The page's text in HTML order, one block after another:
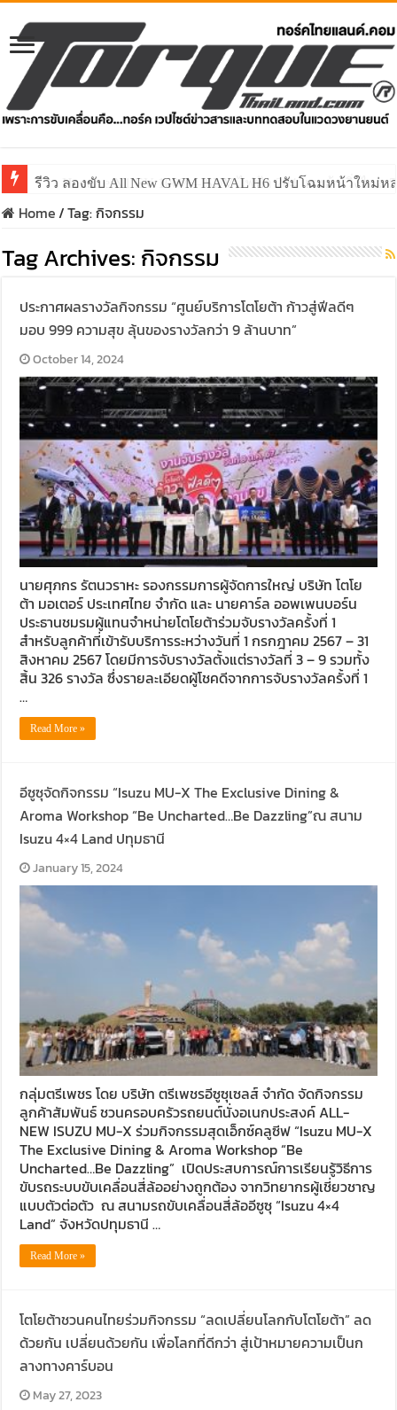
รีวิว ลองขับ All New GWM HAVAL H6 ปรับโฉมหน้าใหม่
Home/Tag:กิจกรรม
Tag Archives: กิจกรรม
ประกาศผลรางวัลกิจกรรม “ศูนย์บริการโตโยต้า ก้าวสู่ฟีลดีๆ
มอบ 999 ความสุข ลุ้นของรางวัลกว่า 9 ล้านบาท”
October 14, 2024
นายศุภกร รัตนวราหะ รองกรรมการผู้จัดการใหญ่ บริษัท โตโย
ต้า มอเตอร์ ประเทศไทย จำกัด และ นายคาร์ล ออพเพนบอร์น
ประธานชมรมผู้แทนจำหน่ายโตโยต้าร่วมจับรางวัลครั้งที่ 1
สำหรับลูกค้าที่เข้ารับบริการระหว่างวันที่ 1 กรกฎาคม 2567 – 31
สิงหาคม 2567 โดยมีการจับรางวัลตั้งแต่รางวัลที่ 3 – 9 รวมทั้ง
สิ้น 326 รางวัล ซึ่งรายละเอียดผู้โชคดีจากการจับรางวัลครั้งที่ 1
…
Read More »
อีซูซุจัดกิจกรรม “Isuzu MU-X The Exclusive Dining &
Aroma Workshop “Be Uncharted…Be Dazzling”ณ สนาม
Isuzu 4×4 Land ปทุมธานี
January 15, 2024
กลุ่มตรีเพชร โดย บริษัท ตรีเพชรอีซูซุเซลส์ จำกัด จัดกิจกรรม
ลูกค้าสัมพันธ์ ชวนครอบครัวรถยนต์นั่งอเนกประสงค์ ALL-
NEW ISUZU MU-X ร่วมกิจกรรมสุดเอ็กซ์คลูซีฟ “Isuzu MU-X
The Exclusive Dining & Aroma Workshop “Be
Uncharted…Be Dazzling” เปิดประสบการณ์การเรียนรู้วิธีการ
ขับรถระบบขับเคลื่อนสี่ล้ออย่างถูกต้อง จากวิทยากรผู้เชี่ยวชาญ
แบบตัวต่อตัว ณ สนามรถขับเคลื่อนสี่ล้ออีซูซุ “Isuzu 4×4
Land” จังหวัดปทุมธานี …
Read More »
โตโยต้าชวนคนไทยร่วมกิจกรรม “ลดเปลี่ยนโลกกับโตโยต้า” ลด
ด้วยกัน เปลี่ยนด้วยกัน เพื่อโลกที่ดีกว่า สู่เป้าหมายความเป็นก
ลางทางคาร์บอน
May 27, 2023